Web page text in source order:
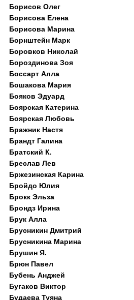
Борисов Олег
Борисова Елена
Борисова Марина
Борнштейн Марк
Боровков Николай
Бороздинова Зоя
Боссарт Алла
Бошакова Мария
Бояков Эдуард
Боярская Катерина
Боярская Любовь
Бражник Настя
Брандт Галина
Братский К.
Бреслав Лев
Бржезинская Карина
Бройдо Юлия
Брокк Эльза
Брондз Ирина
Брук Алла
Брусникин Дмитрий
Брусникина Марина
Брушин Я.
Брюн Павел
Бубень Анджей
Бугаков Виктор
Будаева Туяна